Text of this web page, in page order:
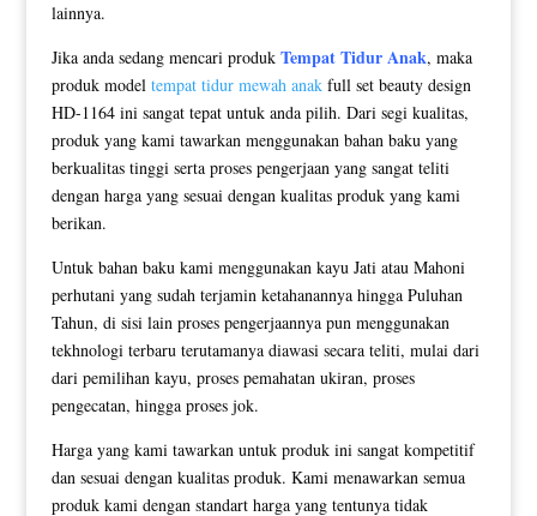
lainnya.
Jika anda sedang mencari produk Tempat Tidur Anak, maka
produk model tempat tidur mewah anakfull set beauty design
HD-1164 ini sangat tepat untuk anda pilih. Dari segi kualitas,
produk yang kami tawarkan menggunakan bahan baku yang
berkualitas tinggi serta proses pengerjaan yang sangat teliti
dengan harga yang sesuai dengan kualitas produk yang kami
berikan.
Untuk bahan baku kami menggunakan kayu Jati atau Mahoni
perhutani yang sudah terjamin ketahanannya hingga Puluhan
Tahun, di sisi lain proses pengerjaannya pun menggunakan
tekhnologi terbaru terutamanya diawasi secara teliti, mulai dari
dari pemilihan kayu, proses pemahatan ukiran, proses
pengecatan, hingga proses jok.
Harga yang kami tawarkan untuk produk ini sangat kompetitif
dan sesuai dengan kualitas produk. Kami menawarkan semua
produk kami dengan standart harga yang tentunya tidak